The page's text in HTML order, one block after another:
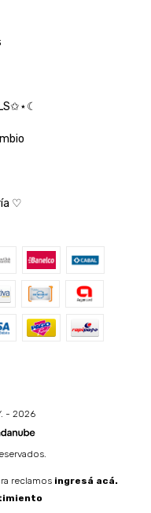
♡
- 2026
reclamos ingresá acá.